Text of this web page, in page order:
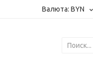
Валюта: BYN